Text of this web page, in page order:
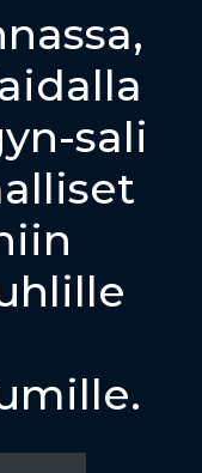
sali